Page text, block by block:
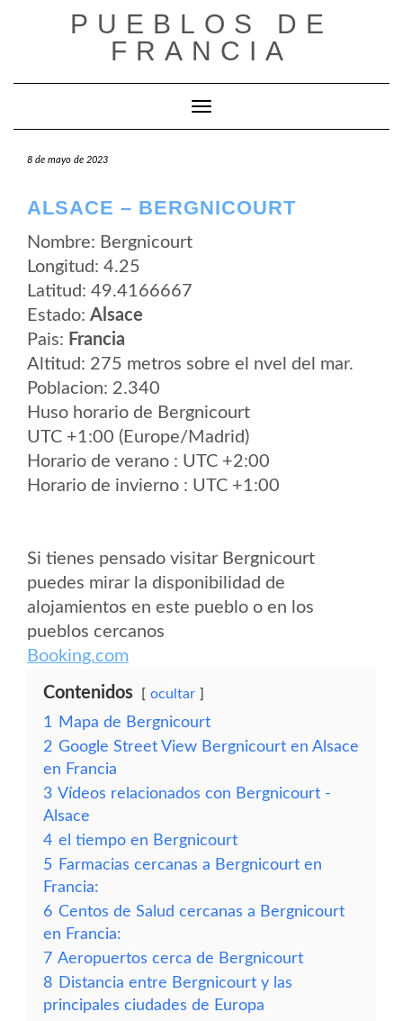
PUEBLOS DE
FRANCIA
Cambiar modo de navegación
8 de mayo de 2023
ALSACE – BERGNICOURT
Nombre: Bergnicourt
Longitud: 4.25
Latitud: 49.4166667
Estado: Alsace
Pais: Francia
Altitud: 275 metros sobre el nvel del mar.
Poblacion: 2.340
Huso horario de Bergnicourt
UTC +1:00 (Europe/Madrid)
Horario de verano : UTC +2:00
Horario de invierno : UTC +1:00
Si tienes pensado visitar Bergnicourt
puedes mirar la disponibilidad de
alojamientos en este pueblo o en los
pueblos cercanos
Booking.com
Contenidos ocultar
1
Mapa de Bergnicourt
2 Google Street View Bergnicourt en Alsace
en Francia
3 Vídeos relacionados con Bergnicourt -
Alsace
4 el tiempo en Bergnicourt
5 Farmacias cercanas a Bergnicourt en
Francia:
6 Centos de Salud cercanas a Bergnicourt
en Francia:
7 Aeropuertos cerca de Bergnicourt
8 Distancia entre Bergnicourt y las
principales ciudades de Europa